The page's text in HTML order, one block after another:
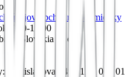
údajov
Obchodné podmienky
7:00-19:00
Slovakia s.r.o.
Rastislavova 2499/110, 040 01